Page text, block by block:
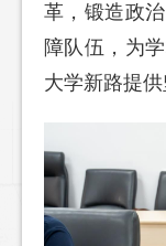
革，锻造政
障队伍，为
大学新路提供